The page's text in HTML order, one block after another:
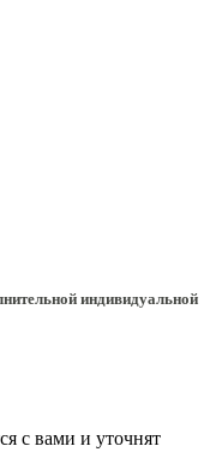
индивидуальной
с вами и уточнят